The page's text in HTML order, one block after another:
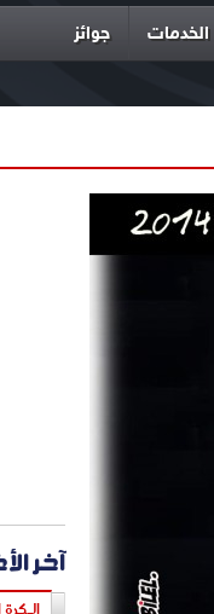
الخدمات جوائز
آخر
الـكرة